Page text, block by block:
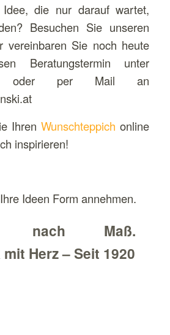
die nur darauf wartet,
Besuchen Sie unseren
vereinbaren Sie noch heute
Beratungstermin unter
oder per Mail an
IhrenWunschteppich online
inspirieren!
Ideen Form annehmen.
nach Maß.
Herz – Seit 1920